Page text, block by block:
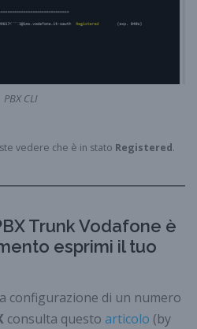
PBX CLI
vedere che è in stato Registered.
Trunk Vodafone è
esprimi il tuo
configurazione di un numero
consulta questo articolo (by